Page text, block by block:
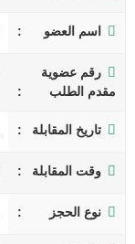
اسم العضو
رقم عضوية
مقدم الطلب
تاريخ المقابلة
وقت المقابلة
نوع الحجز